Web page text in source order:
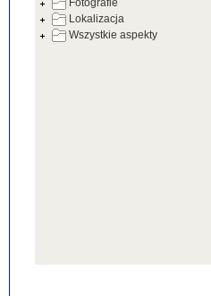
Kartoteka Zabytków
Fotografie
Lokalizacja
Wszystkie aspekty